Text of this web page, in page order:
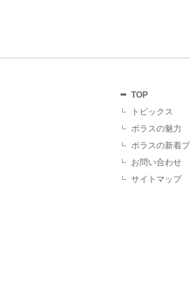
TOP
トピックス
ポラスの魅力
ポラスの新着
お問い合わせ
サイトマップ